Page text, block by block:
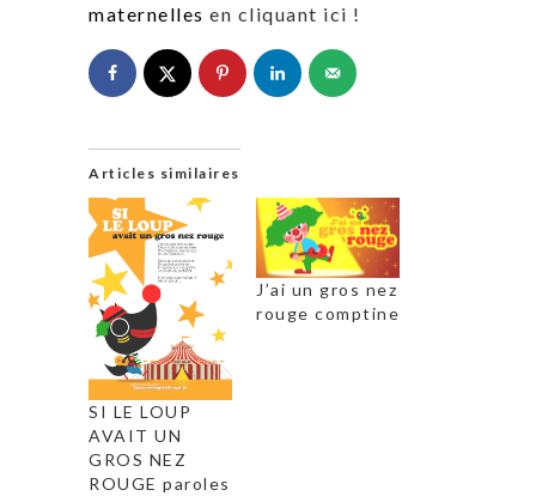
maternelles en cliquant ici !
Articles similaires
SI LE LOUP
AVAIT UN
GROS NEZ
ROUGE paroles
J’ai un gros nez
rouge comptine